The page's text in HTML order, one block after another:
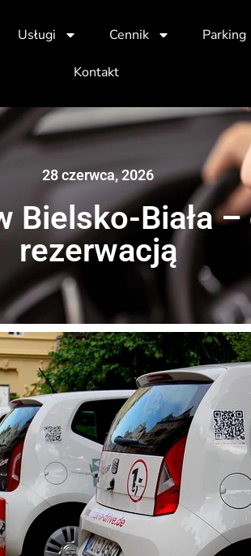
Usługi Cennik Parking
Kontakt
28 czerwca, 2026
Bielsko-Biała
rezerwacją